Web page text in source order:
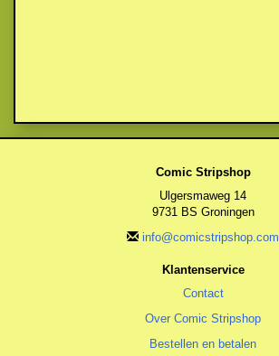
Comic Stripshop
Ulgersmaweg 14
9731 BS Groningen
info@comicstripshop.com
Klantenservice
Contact
Over Comic Stripshop
Bestellen en betalen